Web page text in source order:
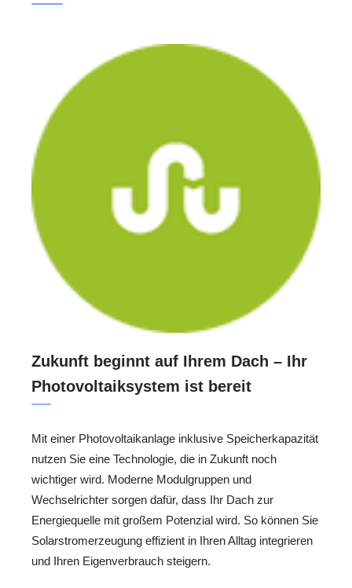
Zukunft beginnt auf Ihrem Dach – Ihr
Photovoltaiksystem ist bereit
Mit einer Photovoltaikanlage inklusive Speicherkapazität
nutzen Sie eine Technologie, die in Zukunft noch
wichtiger wird. Moderne Modulgruppen und
Wechselrichter sorgen dafür, dass Ihr Dach zur
Energiequelle mit großem Potenzial wird. So können Sie
Solarstromerzeugung effizient in Ihren Alltag integrieren
und Ihren Eigenverbrauch steigern.